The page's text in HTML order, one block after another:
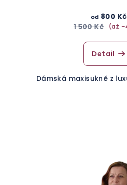
od 800 Kč
1 500 Kč
(až
Detail
Dámská maxisukně z